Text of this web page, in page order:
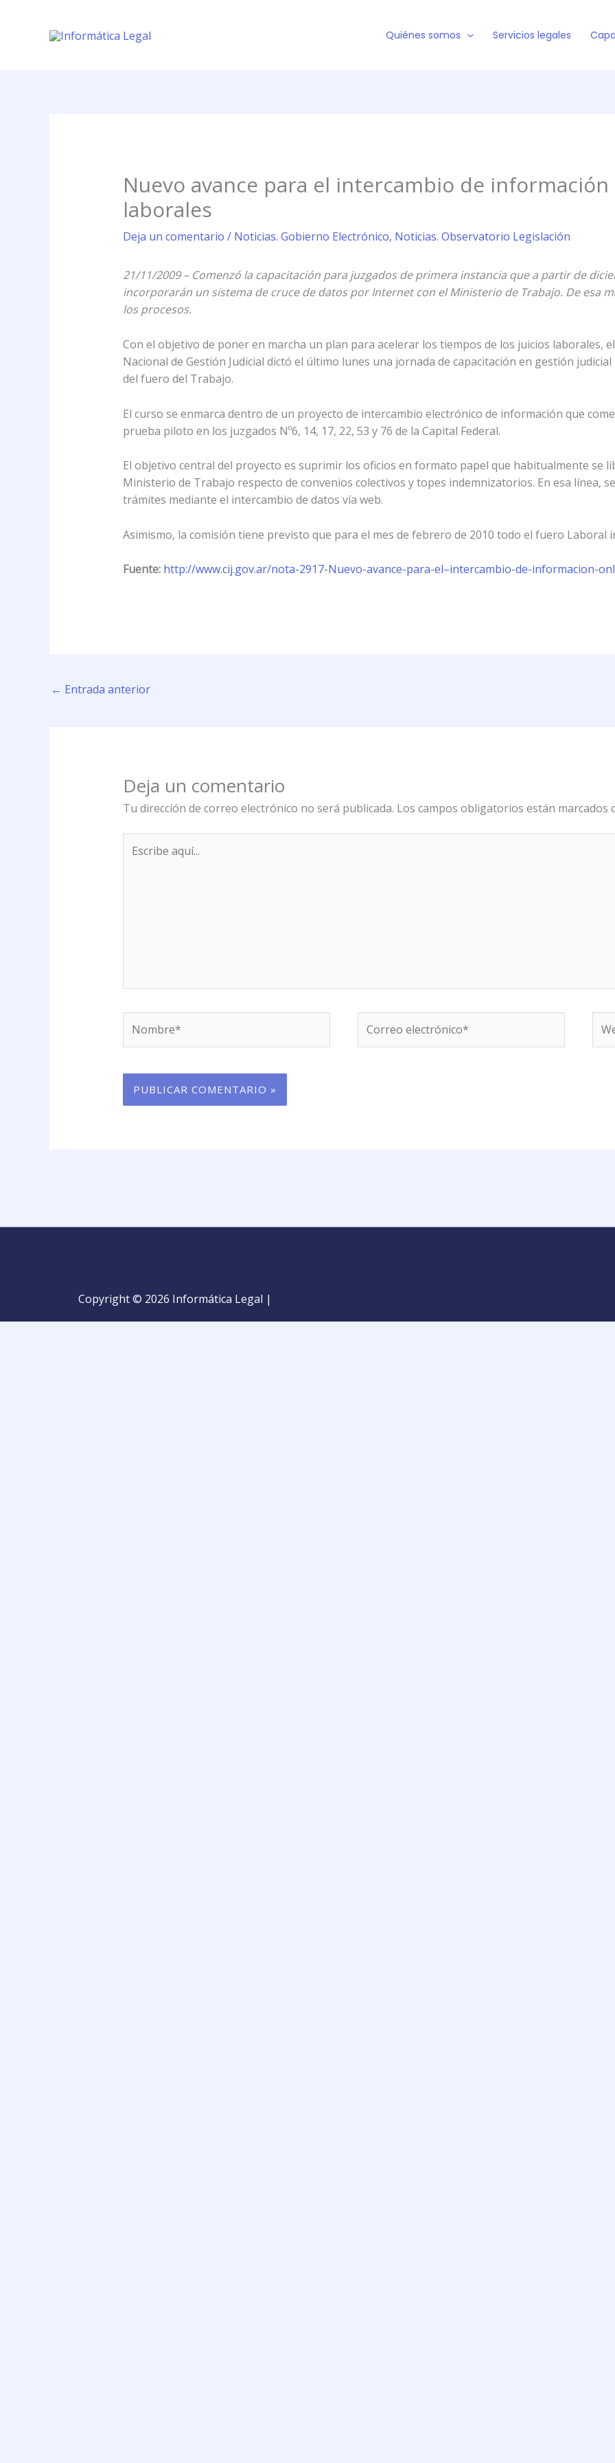
contenido
Quiénes somos Servicios legales
Nuevo avance para el intercambio de
laborales
Deja un comentario / Noticias. Gobierno Electrónico, Noticias. Observatorio Legislación
21/11/2009 – Comenzó la capacitación para juzgados de primera instancia que a partir de
incorporarán un sistema de cruce de datos por Internet con el Ministerio de Trabajo. De esa
los procesos.
Con el objetivo de poner en marcha un plan para acelerar los tiempos de los juicios laborales,
Nacional de Gestión Judicial dictó el último lunes una jornada de capacitación en gestión
del fuero del Trabajo.
El curso se enmarca dentro de un proyecto de intercambio electrónico de información que
prueba piloto en los juzgados Nº6, 14, 17, 22, 53 y 76 de la Capital Federal.
El objetivo central del proyecto es suprimir los oficios en formato papel que habitualmente se
Ministerio de Trabajo respecto de convenios colectivos y topes indemnizatorios. En esa línea,
trámites mediante el intercambio de datos vía web.
Asimismo, la comisión tiene previsto que para el mes de febrero de 2010 todo el fuero Laboral
Fuente: http://www.cij.gov.ar/nota-2917-Nuevo-avance-para-el–intercambio-de-informacion-
← Entrada anterior
Deja un comentario
Tu dirección de correo electrónico no será publicada. Los campos obligatorios están marcados
aquí...
electrónico*
Copyright © 2026 Informática Legal |